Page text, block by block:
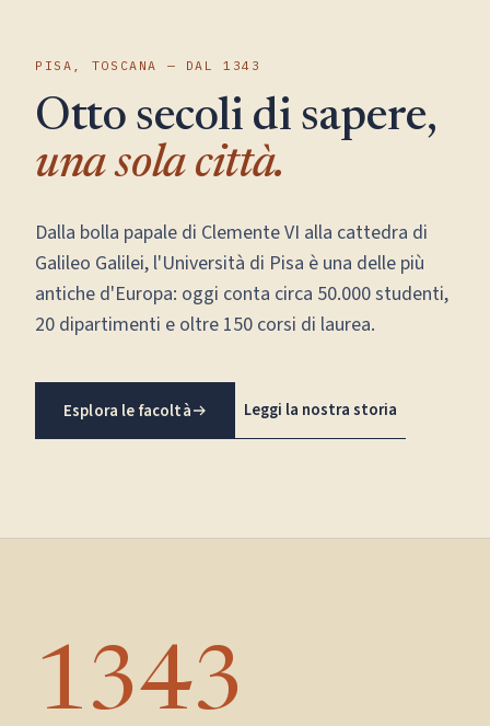
PISA, TOSCANA — DAL 1343
Otto secoli di sapere,
una sola città.
Dalla bolla papale di Clemente VI alla cattedra di
Galileo Galilei, l'Università di Pisa è una delle più
antiche d'Europa: oggi conta circa 50.000 studenti,
20 dipartimenti e oltre 150 corsi di laurea.
Esplora le facoltà Leggi la nostra storia
1343